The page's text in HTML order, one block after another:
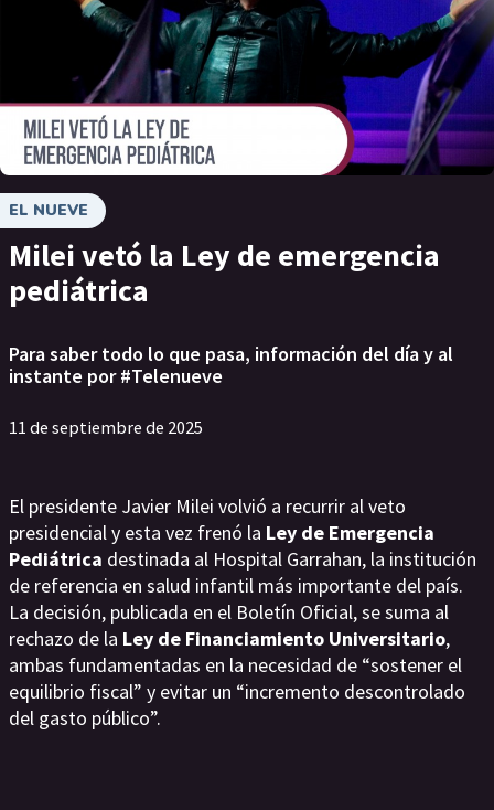
EL NUEVE
Milei vetó la Ley de emergencia
pediátrica
Para saber todo lo que pasa, información del día y al
instante por #Telenueve
11 de septiembre de 2025
El presidente Javier Milei volvió a recurrir al veto
presidencial y esta vez frenó la Ley de Emergencia
Pediátrica destinada al Hospital Garrahan, la institución
de referencia en salud infantil más importante del país.
La decisión, publicada en el Boletín Oficial, se suma al
rechazo de la Ley de Financiamiento Universitario,
ambas fundamentadas en la necesidad de “sostener el
equilibrio fiscal” y evitar un “incremento descontrolado
del gasto público”.